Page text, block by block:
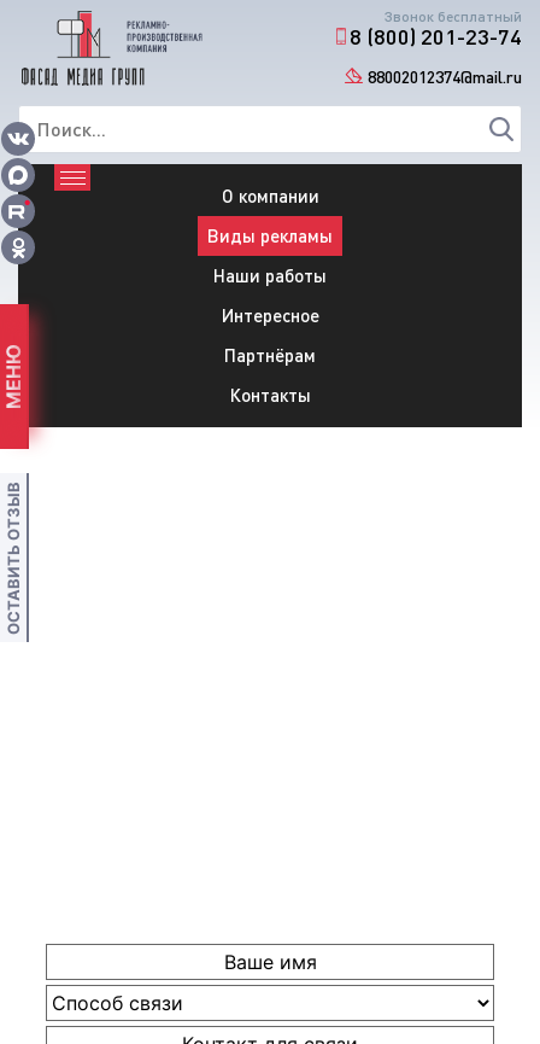
Звонок бесплатный
8 (800) 201-23-74
88002012374@mail.ru
О компании
Виды рекламы
Наши работы
Интересное
Партнёрам
Контакты
МЕНЮ
ОСТАВИТЬ ОТЗЫВ